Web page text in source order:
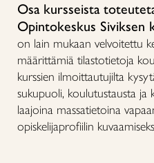
Osa kursseista
Opintokeskus Siviksen
on lain mukaan velvoitettu
määrittämiä tilastotietoja
kurssien ilmoittautujilta
sukupuoli, koulutustausta ja
laajoina massatietoina
opiskelijaprofiilin